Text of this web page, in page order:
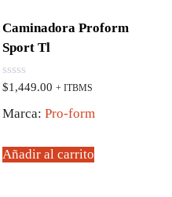
Caminadora Proform
Sport Tl
0
5
$1,449.00 + ITBMS
Marca: Pro-form
Añadir al carrito